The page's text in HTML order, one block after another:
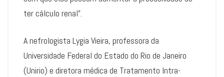
ter cálculo renal”.
A nefrologista Lygia Vieira, professora da
Universidade Federal do Estado do Rio de Janeiro
(Unirio) e diretora médica de Tratamento Intra-